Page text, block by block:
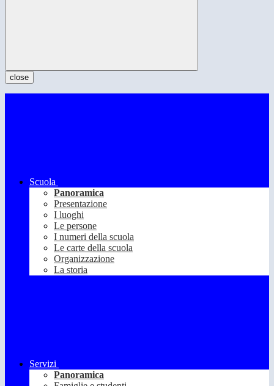
close
Scuola
Panoramica
Presentazione
I luoghi
Le persone
I numeri della scuola
Le carte della scuola
Organizzazione
La storia
Servizi
Panoramica